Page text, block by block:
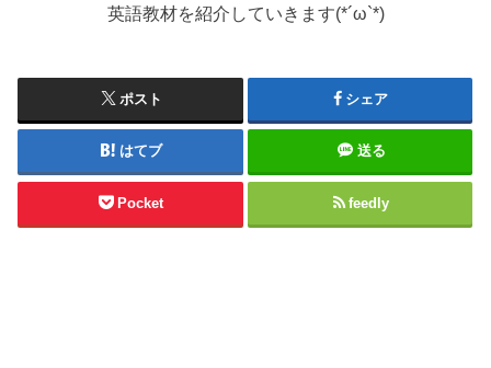
英語教材を紹介していきます(*´ω`*)
ポスト シェア
はてブ 送る
Pocket feedly